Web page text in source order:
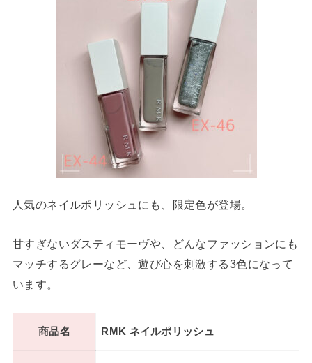
人気のネイルポリッシュにも、限定色が登場。
甘すぎないダスティモーヴや、どんなファッションにも
マッチするグレーなど、遊び心を刺激する3色になって
います。
商品名 RMK ネイルポリッシュ